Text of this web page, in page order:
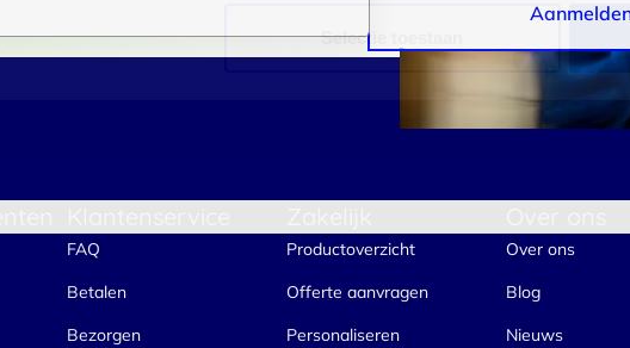
Selectie toestaan
FAQ
Betalen
Bezorgen
Productoverzicht
Offerte aanvragen
Personaliseren
Over ons
Blog
Nieuws